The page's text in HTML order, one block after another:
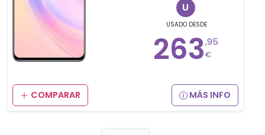
U
USADO DESDE
263,95
€
COMPARAR MÁS INFO